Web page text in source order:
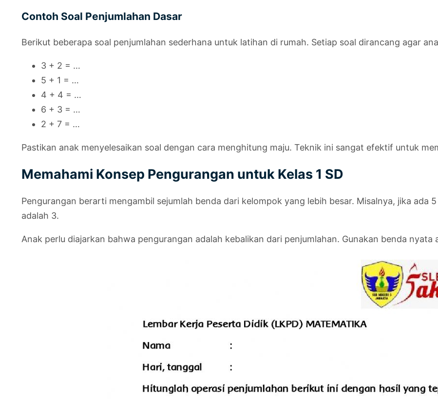
Contoh Soal Penjumlahan Dasar
Berikut beberapa soal penjumlahan sederhana untuk latihan di rumah. Setiap soal dirancang agar
3 + 2 = …
5 + 1 = …
4 + 4 = …
6 + 3 = …
2 + 7 = …
Pastikan anak menyelesaikan soal dengan cara menghitung maju. Teknik ini sangat efektif untuk
Memahami Konsep Pengurangan untuk Kelas 1 SD
Pengurangan berarti mengambil sejumlah benda dari kelompok yang lebih besar. Misalnya, jika ada
adalah 3.
Anak perlu diajarkan bahwa pengurangan adalah kebalikan dari penjumlahan. Gunakan benda